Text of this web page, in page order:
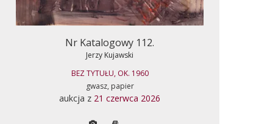
Nr Katalogowy 112.
Jerzy Kujawski
BEZ TYTUŁU, OK. 1960
gwasz, papier
aukcja z 21 czerwca 2026